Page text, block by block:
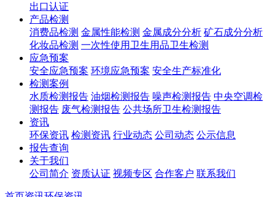
出口认证
产品检测
消费品检测 金属性能检测 金属成分分析 矿石成分分析
化妆品检测 一次性使用卫生用品卫生检测
应急预案
安全应急预案 环境应急预案 安全生产标准化
检测案例
水质检测报告 油烟检测报告 噪声检测报告 中央空调检
测报告 废气检测报告 公共场所卫生检测报告
资讯
环保资讯 检测资讯 行业动态 公司动态 公示信息
报告查询
关于我们
公司简介 资质认证 视频专区 合作客户 联系我们